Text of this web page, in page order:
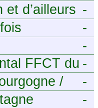
-
et d’ailleurs
-
-
-
FFCT du
-
/
-